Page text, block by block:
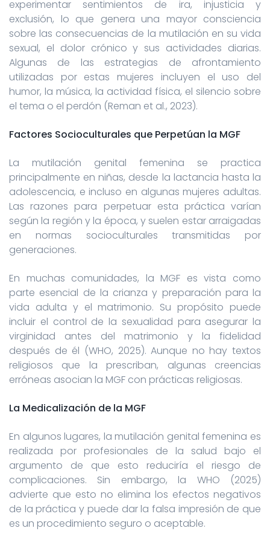
experimentar sentimientos de ira, injusticia y
exclusión, lo que genera una mayor consciencia
sobre las consecuencias de la mutilación en su vida
sexual, el dolor crónico y sus actividades diarias.
Algunas de las estrategias de afrontamiento
utilizadas por estas mujeres incluyen el uso del
humor, la música, la actividad física, el silencio sobre
el tema o el perdón (Reman et al., 2023).
Factores Socioculturales que Perpetúan la MGF
La mutilación genital femenina se practica
principalmente en niñas, desde la lactancia hasta la
adolescencia, e incluso en algunas mujeres adultas.
Las razones para perpetuar esta práctica varían
según la región y la época, y suelen estar arraigadas
en normas socioculturales transmitidas por
generaciones.
En muchas comunidades, la MGF es vista como
parte esencial de la crianza y preparación para la
vida adulta y el matrimonio. Su propósito puede
incluir el control de la sexualidad para asegurar la
virginidad antes del matrimonio y la fidelidad
después de él (WHO, 2025). Aunque no hay textos
religiosos que la prescriban, algunas creencias
erróneas asocian la MGF con prácticas religiosas.
La Medicalización de la MGF
En algunos lugares, la mutilación genital femenina es
realizada por profesionales de la salud bajo el
argumento de que esto reduciría el riesgo de
complicaciones. Sin embargo, la WHO (2025)
advierte que esto no elimina los efectos negativos
de la práctica y puede dar la falsa impresión de que
es un procedimiento seguro o aceptable.